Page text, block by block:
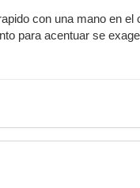
con una mano en el
para acentuar se